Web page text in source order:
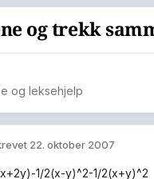
og trekk
og leksehjelp
22. oktober 2007
1/2(x-y)^2-1/2(x+y)^2